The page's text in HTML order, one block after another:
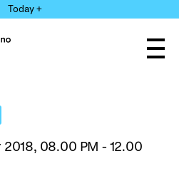
Today +
2018, 08.00 PM - 12.00